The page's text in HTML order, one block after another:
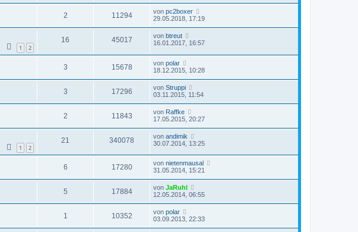
2 11294 von pc2boxer
29.05.2018, 17:19
1 2
16 45017 von btreut
16.01.2017, 16:57
3 15678 von polar
18.12.2015, 10:28
3 17296 von Struppi
03.11.2015, 11:54
2 11843 von Raffke
17.05.2015, 20:27
1 2
21 340078 von andimik
30.07.2014, 13:25
6 17280 von nietenmausal
31.05.2014, 15:21
5 17884 von JaRuhl
12.05.2014, 06:55
1 10352 von polar
03.09.2013, 22:33